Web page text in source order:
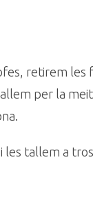
retirem les
per la
tallem a